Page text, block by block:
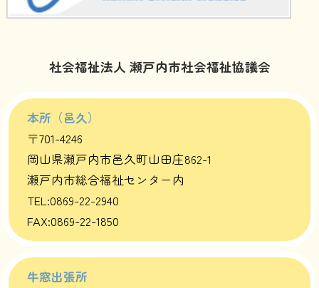
社会福祉法人 瀬戸内市社会福祉協議会
本所（邑久）
〒701-4246
岡山県瀬戸内市邑久町山田庄862-1
瀬戸内市総合福祉センター内
TEL:0869-22-2940
FAX:0869-22-1850
牛窓出張所